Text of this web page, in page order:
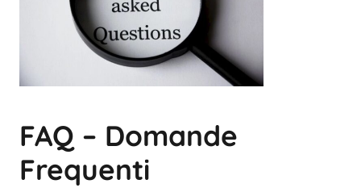
FAQ – Domande
Frequenti